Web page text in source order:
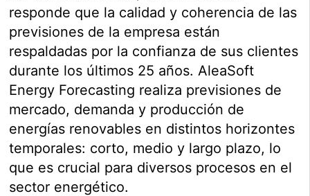
responde que la calidad y coherencia de las
previsiones de la empresa están
respaldadas por la confianza de sus clientes
durante los últimos 25 años. AleaSoft
Energy Forecasting realiza previsiones de
mercado, demanda y producción de
energías renovables en distintos horizontes
temporales: corto, medio y largo plazo, lo
que es crucial para diversos procesos en el
sector energético.